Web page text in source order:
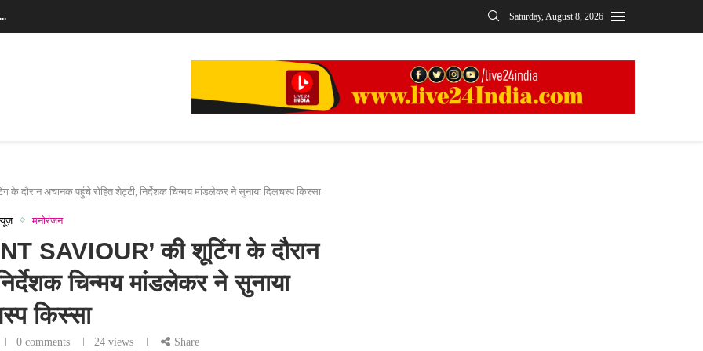
Saturday, August 8, 2026
के दौरान अचानक पहुंचे रोहित शेट्टी, निर्देशक चिन्मय मांडलेकर ने सुनाया दिलचस्प किस्सा
मनोरंजन
SAVIOUR’ की शूटिंग के दौरान
चिन्मय मांडलेकर ने सुनाया
किस्सा
0 comments 24 views Share